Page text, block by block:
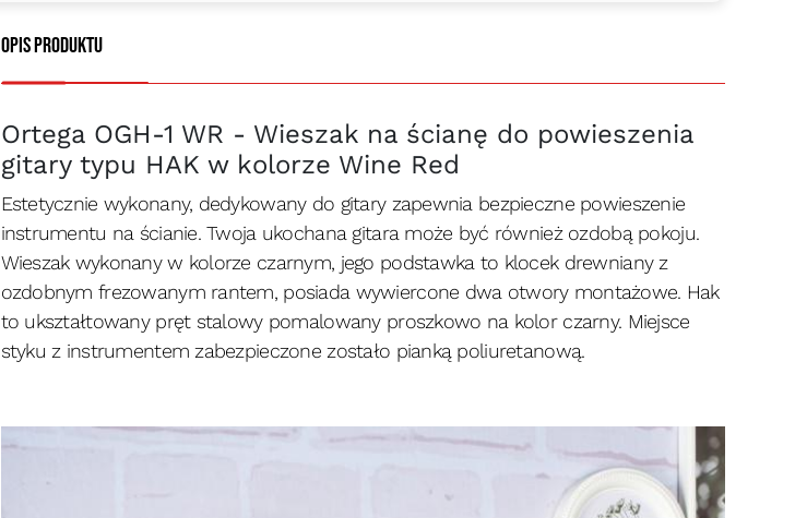
Opis produktu
Ortega OGH-1 WR - Wieszak na ścianę do powieszenia
gitary typu HAK w kolorze Wine Red
Estetycznie wykonany, dedykowany do gitary zapewnia bezpieczne powieszenie
instrumentu na ścianie. Twoja ukochana gitara może być również ozdobą pokoju.
Wieszak wykonany w kolorze czarnym, jego podstawka to klocek drewniany z
ozdobnym frezowanym rantem, posiada wywiercone dwa otwory montażowe. Hak
to ukształtowany pręt stalowy pomalowany proszkowo na kolor czarny. Miejsce
styku z instrumentem zabezpieczone zostało pianką poliuretanową.